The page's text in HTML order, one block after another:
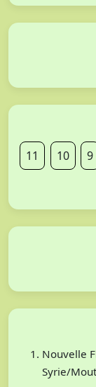
9
10
11
Nouvelle
Syrie/